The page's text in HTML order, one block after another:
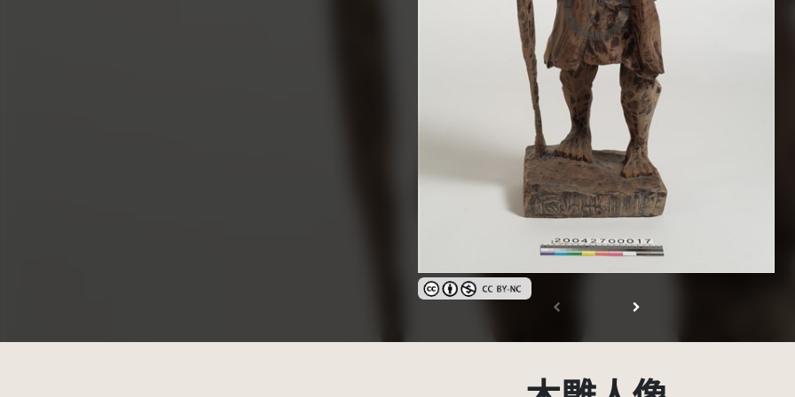
創用CC姓名標示-非商業性 3.0 台灣及其後版本(CC BY-NC 3.0 TW